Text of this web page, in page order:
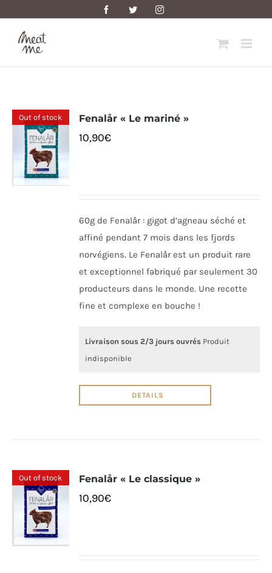
content
FacebookTwitter Instagram
Out of stock Fenalår « Le mariné »
10,90€
60g de Fenalår : gigot d’agneau séché et
affiné pendant 7 mois dans les fjords
norvégiens. Le Fenalår est un produit rare
et exceptionnel fabriqué par seulement 30
producteurs dans le monde. Une recette
fine et complexe en bouche !
Livraison sous 2/3 jours ouvrés Produit
indisponible
DETAILS
Out of stock Fenalår « Le classique »
10,90€